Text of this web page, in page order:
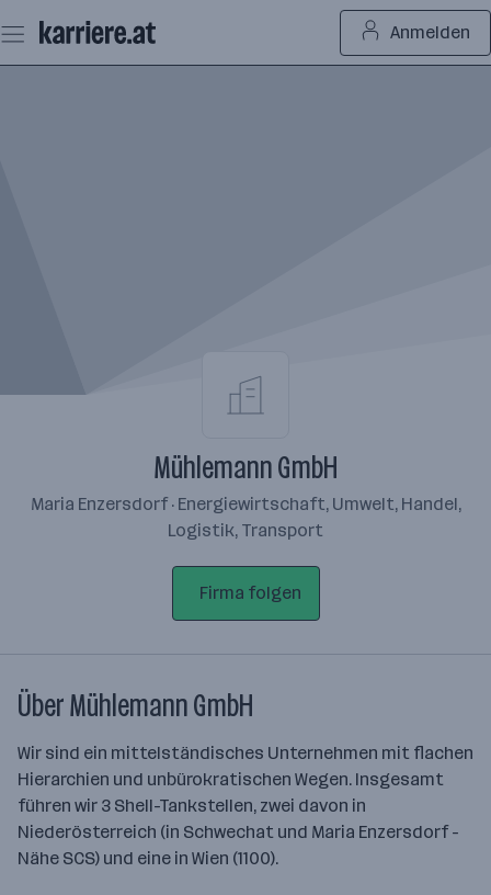
Seiteninhalt
springen
Anmelden
Mühlemann GmbH
Maria Enzersdorf · Energiewirtschaft, Umwelt, Handel,
Logistik, Transport
Firma folgen
Über Mühlemann GmbH
Wir sind ein mittelständisches Unternehmen mit flachen
Hierarchien und unbürokratischen Wegen. Insgesamt
führen wir 3 Shell-Tankstellen, zwei davon in
Niederösterreich (in Schwechat und Maria Enzersdorf -
Nähe SCS) und eine in Wien (1100).